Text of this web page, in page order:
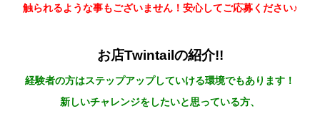
触られるような事もございません！安心してご応募ください♪
お店Twintailの紹介!!
経験者の方はステップアップしていける環境でもあります！
新しいチャレンジをしたいと思っている方、